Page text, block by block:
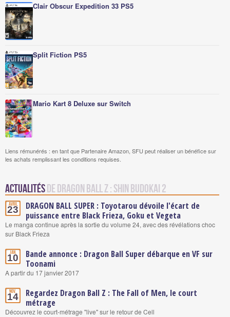
Clair Obscur Expedition 33 PS5
Split Fiction PS5
Mario Kart 8 Deluxe sur Switch
Liens rémunérés : en tant que Partenaire Amazon, SFU peut réaliser un bénéfice sur
les achats remplissant les conditions requises.
Actualitésde Dragon Ball Z : Shin Budokai 2
Avril
23
DRAGON BALL SUPER : Toyotarou dévoile l'écart de
puissance entre Black Frieza, Goku et Vegeta
Le manga continue après la sortie du volume 24, avec des révélations choc
sur Black Frieza
Jan.
10
Bande annonce : Dragon Ball Super débarque en VF sur
Toonami
A partir du 17 janvier 2017
Nov.
14
Regardez Dragon Ball Z : The Fall of Men, le court
métrage
Découvrez le court-métrage "live" sur le retour de Cell